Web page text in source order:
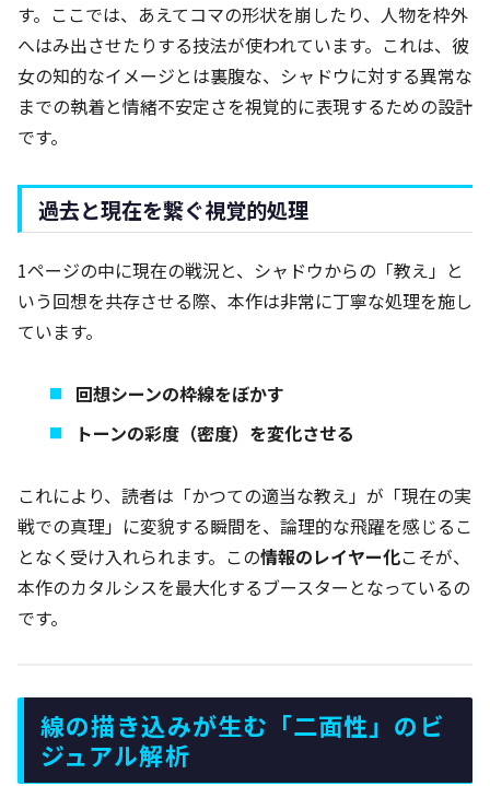
す。ここでは、あえてコマの形状を崩したり、人物を枠外
へはみ出させたりする技法が使われています。これは、彼
女の知的なイメージとは裏腹な、シャドウに対する異常な
までの執着と情緒不安定さを視覚的に表現するための設計
です。
過去と現在を繋ぐ視覚的処理
1ページの中に現在の戦況と、シャドウからの「教え」と
いう回想を共存させる際、本作は非常に丁寧な処理を施し
ています。
回想シーンの枠線をぼかす
トーンの彩度（密度）を変化させる
これにより、読者は「かつての適当な教え」が「現在の実
戦での真理」に変貌する瞬間を、論理的な飛躍を感じるこ
となく受け入れられます。この情報のレイヤー化こそが、
本作のカタルシスを最大化するブースターとなっているの
です。
線の描き込みが生む「二面性」のビ
ジュアル解析